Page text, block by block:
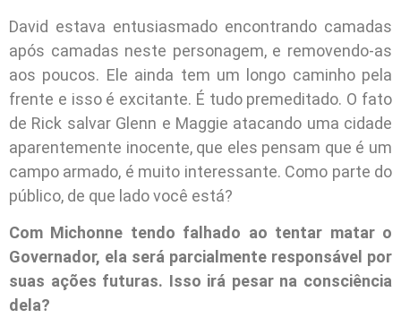
David estava entusiasmado encontrando camadas
após camadas neste personagem, e removendo-as
aos poucos. Ele ainda tem um longo caminho pela
frente e isso é excitante. É tudo premeditado. O fato
de Rick salvar Glenn e Maggie atacando uma cidade
aparentemente inocente, que eles pensam que é um
campo armado, é muito interessante. Como parte do
público, de que lado você está?
Com Michonne tendo falhado ao tentar matar o
Governador, ela será parcialmente responsável por
suas ações futuras. Isso irá pesar na consciência
dela?